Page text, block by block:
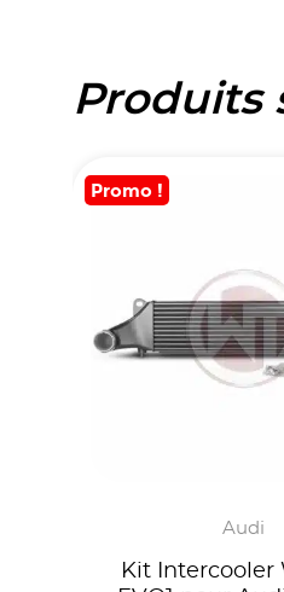
Produits
Promo !
Audi
Kit Intercooler